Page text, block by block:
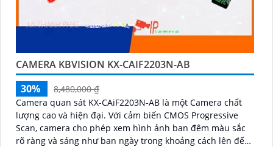
CAMERA KBVISION KX-CAIF2203N-AB
30%
8,480,000 ₫
Camera quan sát KX-CAiF2203N-AB là một Camera chất
lượng cao và hiện đại. Với cảm biến CMOS Progressive
Scan, camera cho phép xem hình ảnh ban đêm màu sắc
rõ ràng và sáng như ban ngày trong khoảng cách lên đến